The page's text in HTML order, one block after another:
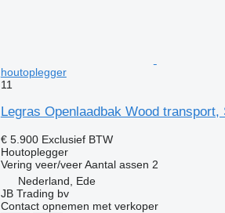
houtoplegger
11
Legras Openlaadbak Wood transport,
€ 5.900 Exclusief BTW
Houtoplegger
Vering veer/veer Aantal assen 2
Nederland, Ede
JB Trading bv
Contact opnemen met verkoper